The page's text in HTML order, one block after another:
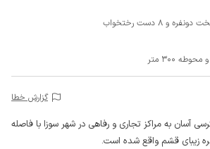
گزارش خطا
آسان به مراکز تجاری و رفاهی در شهر سوزا با فاصله